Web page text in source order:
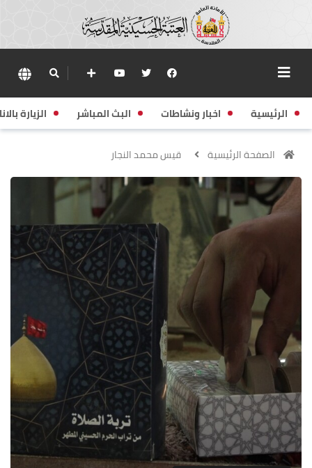
الرئيسية اخبار ونشاطات البث المباشر الزيارة
الصفحة الرئيسية قيس محمد النجار